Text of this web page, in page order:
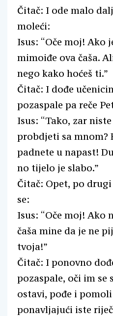
Čitač: I ode malo
moleći:
Isus: “Oče moj! Ako
mimoiđe ova čaša.
nego kako hoćeš ti.”
Čitač: I dođe
pozaspale pa reče
Isus: “Tako, zar
probdjeti sa mnom?
padnete u napast!
no tijelo je slabo.”
Čitač: Opet, po
se:
Isus: “Oče moj! Ako
čaša mine da je ne
tvoja!”
Čitač: I ponovno
pozaspale, oči im se
ostavi, pođe i
ponavljajući iste